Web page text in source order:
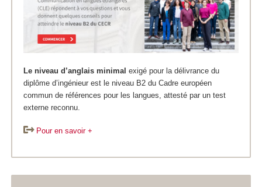
Le niveau d’anglais minimal exigé pour la délivrance du
diplôme d’ingénieur est le niveau B2 du Cadre européen
commun de références pour les langues, attesté par un test
externe reconnu.
Pour en savoir +